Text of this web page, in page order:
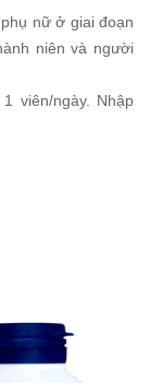
nữ ở giai đoạn
niên và người
viên/ngày. Nhập